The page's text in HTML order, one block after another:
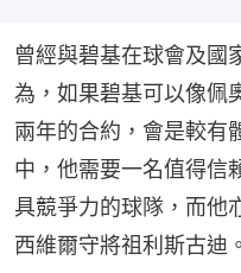
曾經與碧基在球會及國
為，如果碧基可以像佩
兩年的合約，會是較有
中，他需要一名值得信
具競爭力的球隊，而他
西維爾守將祖利斯古迪。